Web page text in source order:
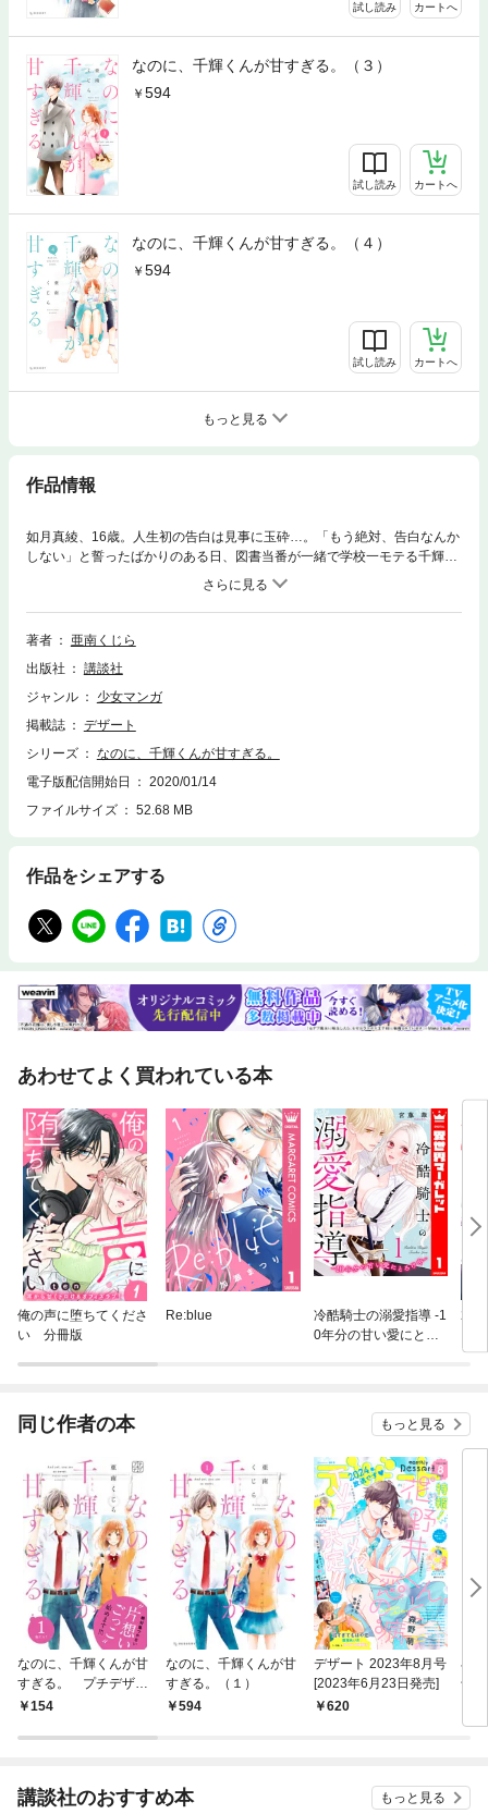
試し読み カートへ
なのに、千輝くんが甘すぎる。（３）
594
試し読み カートへ
なのに、千輝くんが甘すぎる。（４）
594
試し読み カートへ
もっと見る
作品情報
如月真綾、16歳。人生初の告白は見事に玉砕…。「もう絶対、告白なんか
しない」と誓ったばかりのある日、図書当番が一緒で学校一モテる千輝
（ちぎら）くんに、失恋の傷を癒やすために「片想いごっこをしよう」と
提案される！ 毎日、あまーい千輝くんに癒やされて、もっと近づきたい
と思い始める真綾…。でも、これは“片想いごっこ”をしているだけ。絶対
に千輝くんのことを好きになっちゃいけないのに―――!!?
著者
亜南くじら
出版社
講談社
ジャンル
少女マンガ
掲載誌
デザート
シリーズ
なのに、千輝くんが甘すぎる。
電子版配信開始日
2020/01/14
ファイルサイズ
52.68 MB
作品をシェアする
あわせてよく買われている本
俺の声に堕ちてくださ
い 分冊版
Re:blue
冷酷騎士の溺愛指導 -1
0年分の甘い愛にとろ
23
同じ作者の本 もっと見る
なのに、千輝くんが甘
すぎる。 プチデザ
（１）
154
なのに、千輝くんが甘
すぎる。（１）
594
デザート 2023年8月号
[2023年6月23日発売]
620
小
千
講談社のおすすめ本 もっと見る